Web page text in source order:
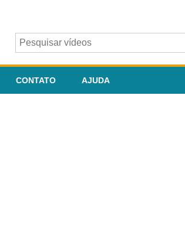
CONTATO AJUDA